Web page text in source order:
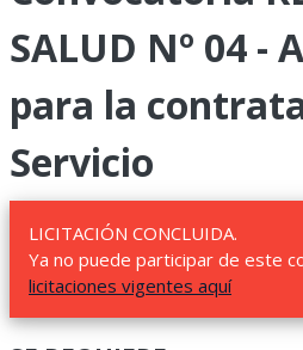
SALUD Nº 04 -
para la
Servicio
LICITACIÓN CONCLUIDA.
Ya no puede participar de este
licitaciones vigentes aquí